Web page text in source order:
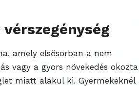
amely elsősorban a nem
vagy a gyors növekedés okozta
miatt alakul ki. Gyermekeknél